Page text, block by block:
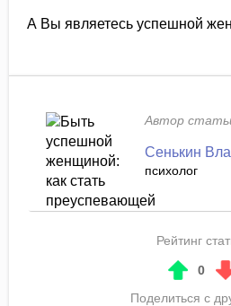
А Вы являетесь успешной
Автор
Сенькин
психолог
Рейтинг
0
Поделиться с